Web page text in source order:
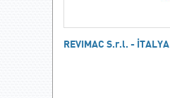
REVIMAC S.r.l. - İTALYA